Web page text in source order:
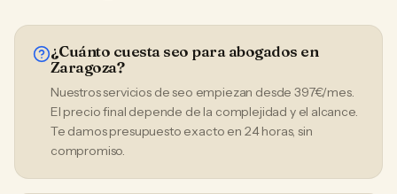
¿Cuánto cuesta seo para abogados en
Zaragoza?
Nuestros servicios de seo empiezan desde 397€/mes.
El precio final depende de la complejidad y el alcance.
Te damos presupuesto exacto en 24 horas, sin
compromiso.